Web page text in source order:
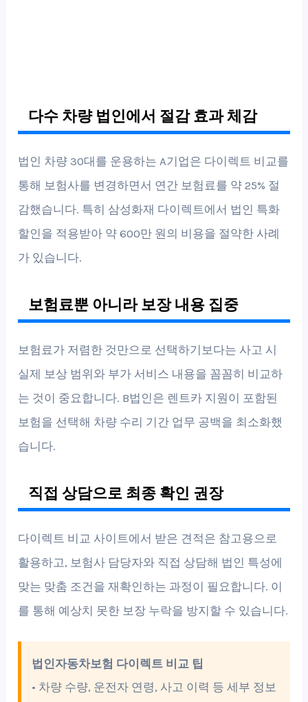
다수 차량 법인에서 절감 효과 체감
법인 차량 30대를 운용하는 A기업은 다이렉트 비교를
통해 보험사를 변경하면서 연간 보험료를 약 25% 절
감했습니다. 특히 삼성화재 다이렉트에서 법인 특화
할인을 적용받아 약 600만 원의 비용을 절약한 사례
가 있습니다.
보험료뿐 아니라 보장 내용 집중
보험료가 저렴한 것만으로 선택하기보다는 사고 시
실제 보상 범위와 부가 서비스 내용을 꼼꼼히 비교하
는 것이 중요합니다. B법인은 렌트카 지원이 포함된
보험을 선택해 차량 수리 기간 업무 공백을 최소화했
습니다.
직접 상담으로 최종 확인 권장
다이렉트 비교 사이트에서 받은 견적은 참고용으로
활용하고, 보험사 담당자와 직접 상담해 법인 특성에
맞는 맞춤 조건을 재확인하는 과정이 필요합니다. 이
를 통해 예상치 못한 보장 누락을 방지할 수 있습니다.
법인자동차보험 다이렉트 비교 팁
• 차량 수량, 운전자 연령, 사고 이력 등 세부 정보